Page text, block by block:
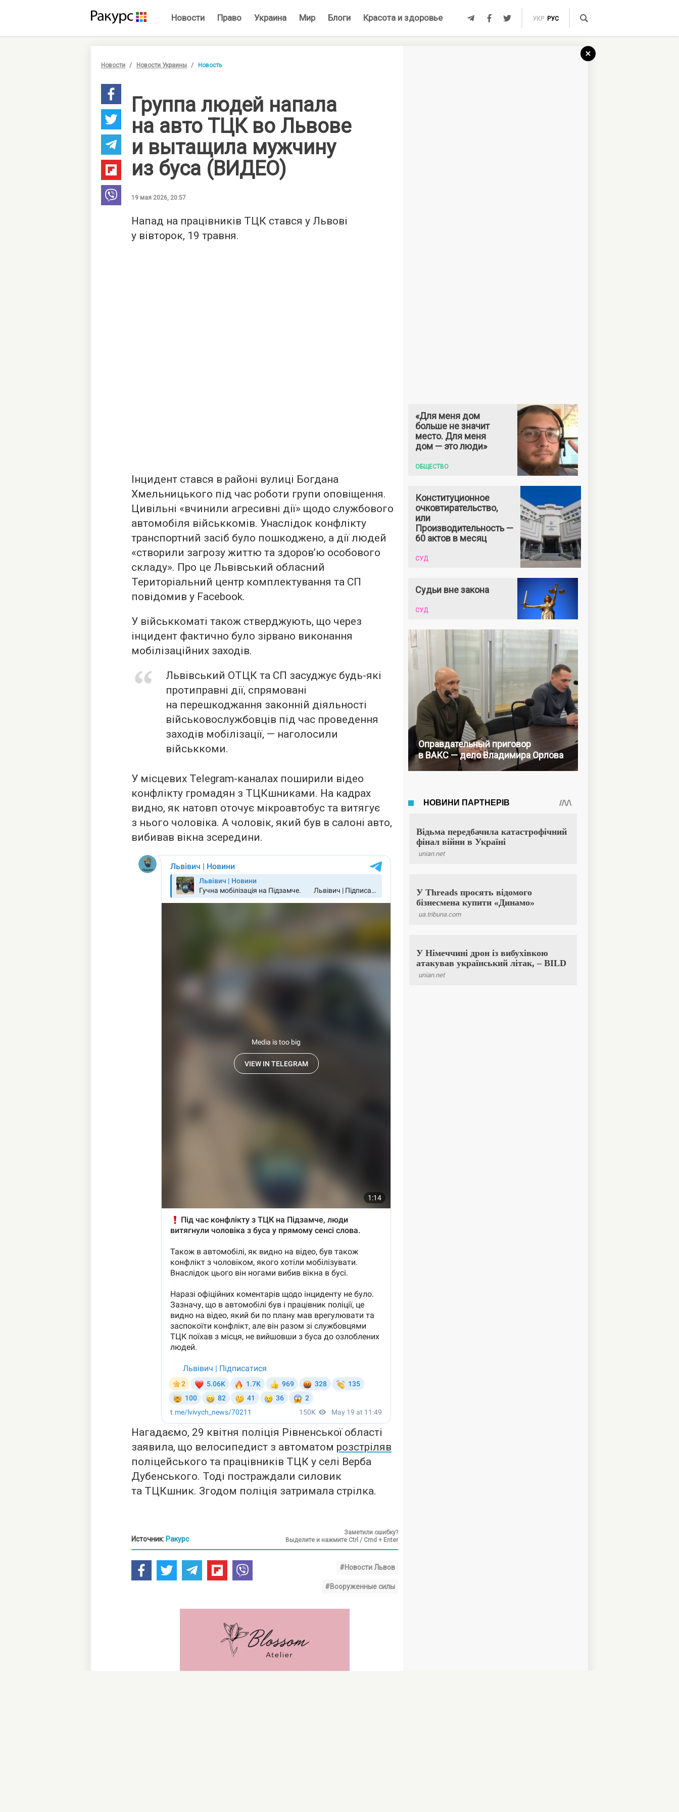
Новости Право Украина Мир Блоги Красота и здоровье УКР РУС
Новости Новости Украины Новость
Группа людей напала
на авто ТЦК во Львове
и вытащила мужчину
из буса (ВИДЕО)
19 мая 2026, 20:57
Напад на працівників ТЦК стався у Львові
у вівторок, 19 травня.
Інцидент стався в районі вулиці Богдана
Хмельницького під час роботи групи оповіщення.
Цивільні «вчинили агресивні дії» щодо службового
автомобіля військкомів. Унаслідок конфлікту
транспортний засіб було пошкоджено, а дії людей
«створили загрозу життю та здоров’ю особового
складу». Про це Львівський обласний
Територіальний центр комплектування та СП
повідомив у Facebook.
У військкоматі також стверджують, що через
інцидент фактично було зірвано виконання
мобілізаційних заходів.
Львівський ОТЦК та СП засуджує будь-які
протиправні дії, спрямовані
на перешкоджання законній діяльності
військовослужбовців під час проведення
заходів мобілізації, — наголосили
військкоми.
У місцевих Telegram-каналах поширили відео
конфлікту громадян з ТЦКшниками. На кадрах
видно, як натовп оточує мікроавтобус та витягує
з нього чоловіка. А чоловік, який був в салоні авто,
вибивав вікна зсередини.
Нагадаємо, 29 квітня поліція Рівненської області
заявила, що велосипедист з автоматом розстріляв
поліцейського та працівників ТЦК у селі Верба
Дубенського. Тоді постраждали силовик
та ТЦКшник. Згодом поліція затримала стрілка.
Источник: Ракурс
Заметили ошибку?
Выделите и нажмите Ctrl / Cmd + Enter
#Новости Львов
#Вооруженные силы
«Для меня дом
больше не значит
место. Для меня
дом — это люди»
ОБЩЕСТВО
Конституционное
очковтирательство,
или
Производительность —
60 актов в месяц
СУД
Судьи вне закона
СУД
Оправдательный приговор
в ВАКС — дело Владимира Орлова